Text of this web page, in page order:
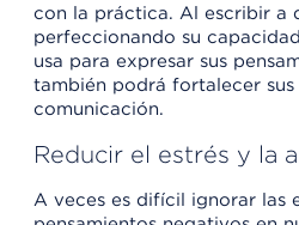
con la práctica. Al escribir a
perfeccionando su
usa para expresar sus
también podrá fortalecer sus
comunicación.
Reducir el estrés y la
A veces es difícil ignorar las